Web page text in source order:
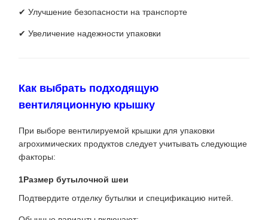
✔ Улучшение безопасности на транспорте
✔ Увеличение надежности упаковки
Как выбрать подходящую
вентиляционную крышку
При выборе вентилируемой крышки для упаковки
агрохимических продуктов следует учитывать следующие
факторы:
1Размер бутылочной шеи
Подтвердите отделку бутылки и спецификацию нитей.